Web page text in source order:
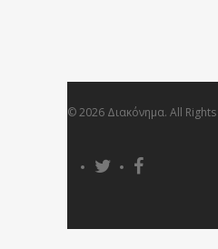
© 2026 Διακόνημα. All